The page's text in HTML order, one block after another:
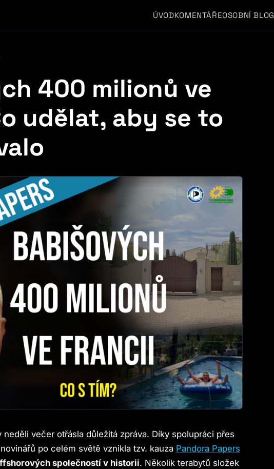
ÚVODKOMENTÁŘEOSOBNÍ BLOG
400 milionů ve
udělat, aby se to
večer otřásla důležitá zpráva. Díky spolupráci přes
po celém světě vznikla tzv. kauza Pandora Papers
společností v historii. Několik terabytů složek